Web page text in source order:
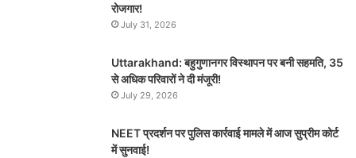
रोजगार!
July 31, 2026
Uttarakhand: बहुगुणानगर विस्थापन पर बनी सहमति, 35
से अधिक परिवारों ने दी मंजूरी!
July 29, 2026
NEET प्रदर्शन पर पुलिस कार्रवाई मामले में आज सुप्रीम कोर्ट
में सुनवाई!